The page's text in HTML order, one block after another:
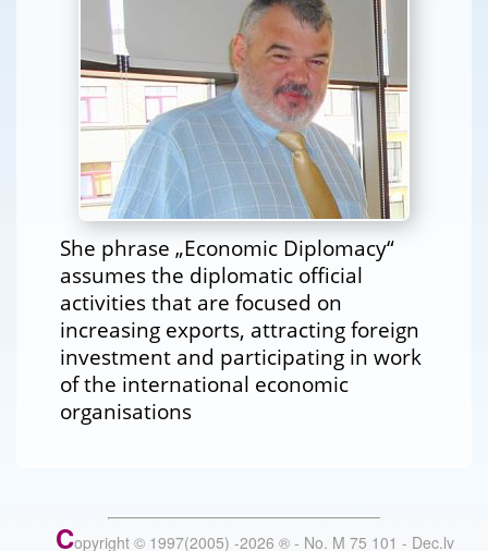
She phrase „Economic Diplomacy“
assumes the diplomatic official
activities that are focused on
increasing exports, attracting foreign
investment and participating in work
of the international economic
organisations
Copyright © 1997(2005) -2026 ® - No. M 75 101 - Dec.lv